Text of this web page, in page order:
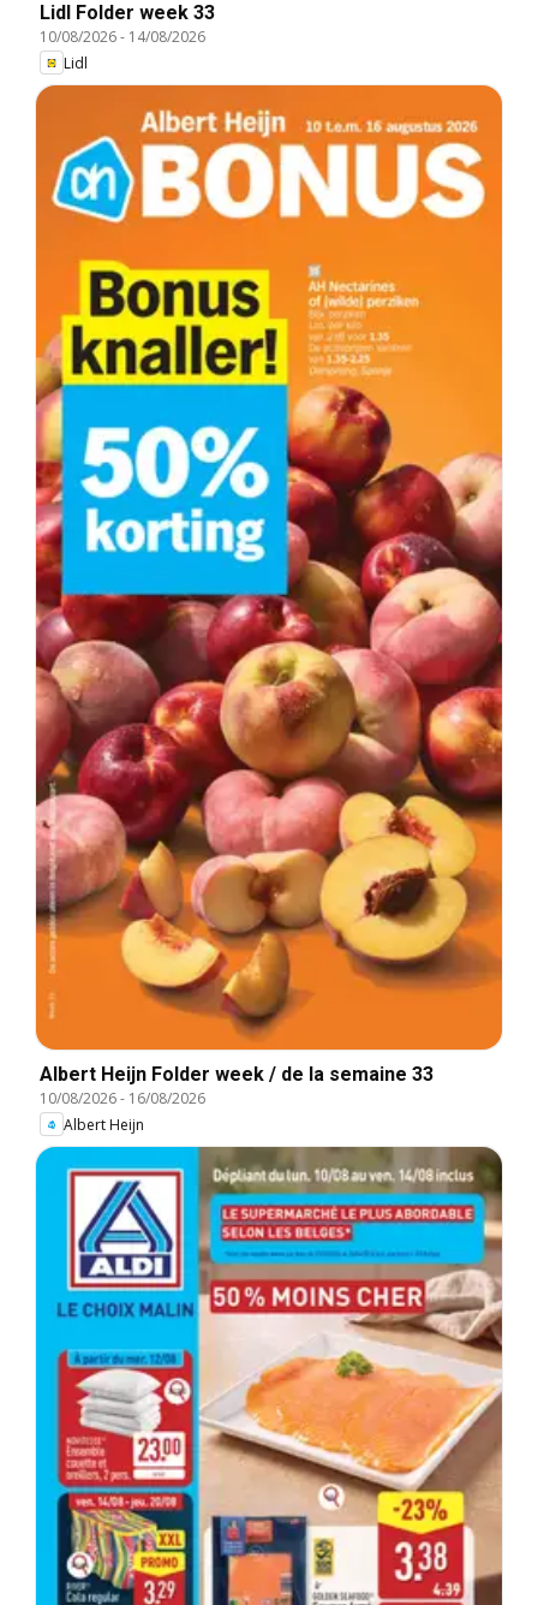
Lidl Folder week 33
10/08/2026- 14/08/2026
Lidl
Albert Heijn Folder week / de la semaine 33
10/08/2026- 16/08/2026
Albert Heijn